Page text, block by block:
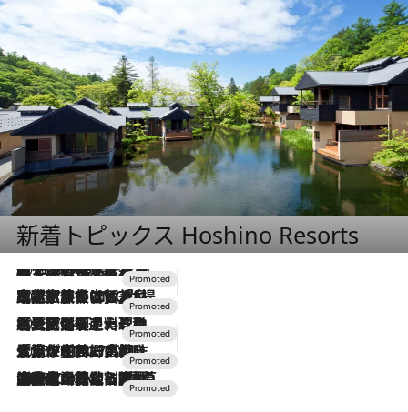
新着トピックス Hoshino Resorts
2026.8.7
【トンボの足水浴】ヒノキの香りに包まれて涼感マックス！約13℃の湧水かけ流しを避暑地「星野温泉 トンボの湯」で体験
2026.7.31
【ホテル帰省】という選択肢をOMOが提案。家族とほどよい距離を保つには「昼は実家、夜は気兼ねなくホテルで！」
2026.7.24
【夏限定ディナーコース】旬を迎える稚鮎や花ズッキーニなどをイタリア・トスカーナの郷土料理の手法で満喫！
2026.7.17
「土佐和ハーブかき氷」がOMO7高知に登場！生姜、山椒、大葉など目にも舌にも涼を呼ぶ郷土の味
2026.7.10
NEW OPEN！【界 草津】名湯の地に誕生。趣の異なる2種の温泉と上州ならではの会席・蕎麦割烹など美食を味わう究極の癒やし旅